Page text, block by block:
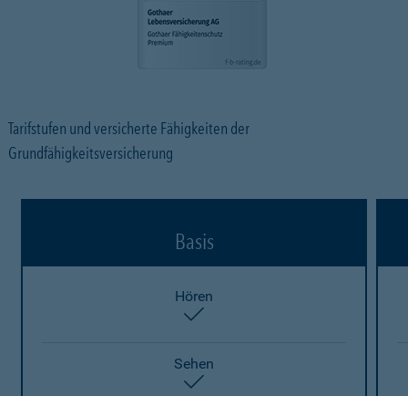
Tarifstufen und versicherte Fähigkeiten der
Grundfähigkeitsversicherung
Basis
Hören
Sehen